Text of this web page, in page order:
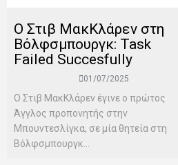
Ο Στιβ ΜακΚλάρεν στη
Βόλφσμπουργκ: Task
Failed Succesfully
01/07/2025
Ο Στιβ ΜακΚλάρεν έγινε ο πρώτος
Άγγλος προπονητής στην
Μπουντεσλίγκα, σε μία θητεία στη
Βόλφσμπουργκ...